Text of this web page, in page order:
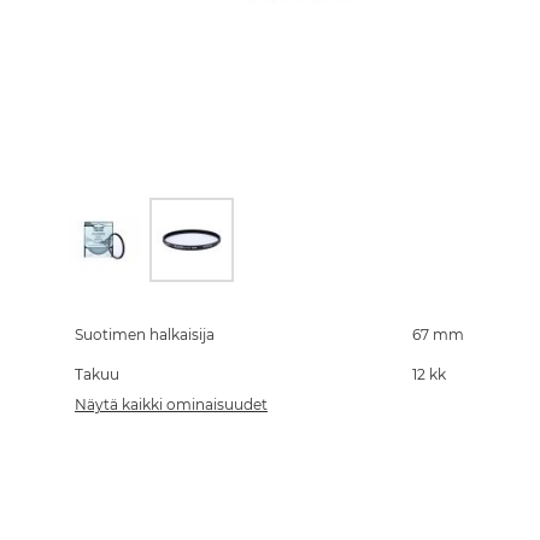
the
of
the
images
Suotimen halkaisija 67 mm
Takuu
12 kk
Näytä kaikki ominaisuudet